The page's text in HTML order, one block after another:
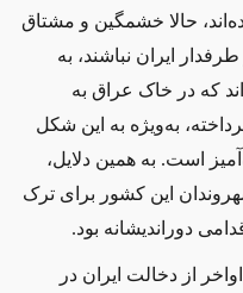
حالا خشمگین و مشتاق
ایران نباشند، به
که در خاک عراق به
به‌ویژه به این شکل
است. به همین دلایل،
این کشور برای ترک
دوراندیشانه بود.
از دخالت ایران در